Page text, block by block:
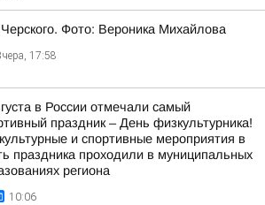
Фото: Вероника Михайлова
17:58
в России отмечали самый
праздник – День физкультурника!
и спортивные мероприятия в
праздника проходили в муниципальных
региона
10:06